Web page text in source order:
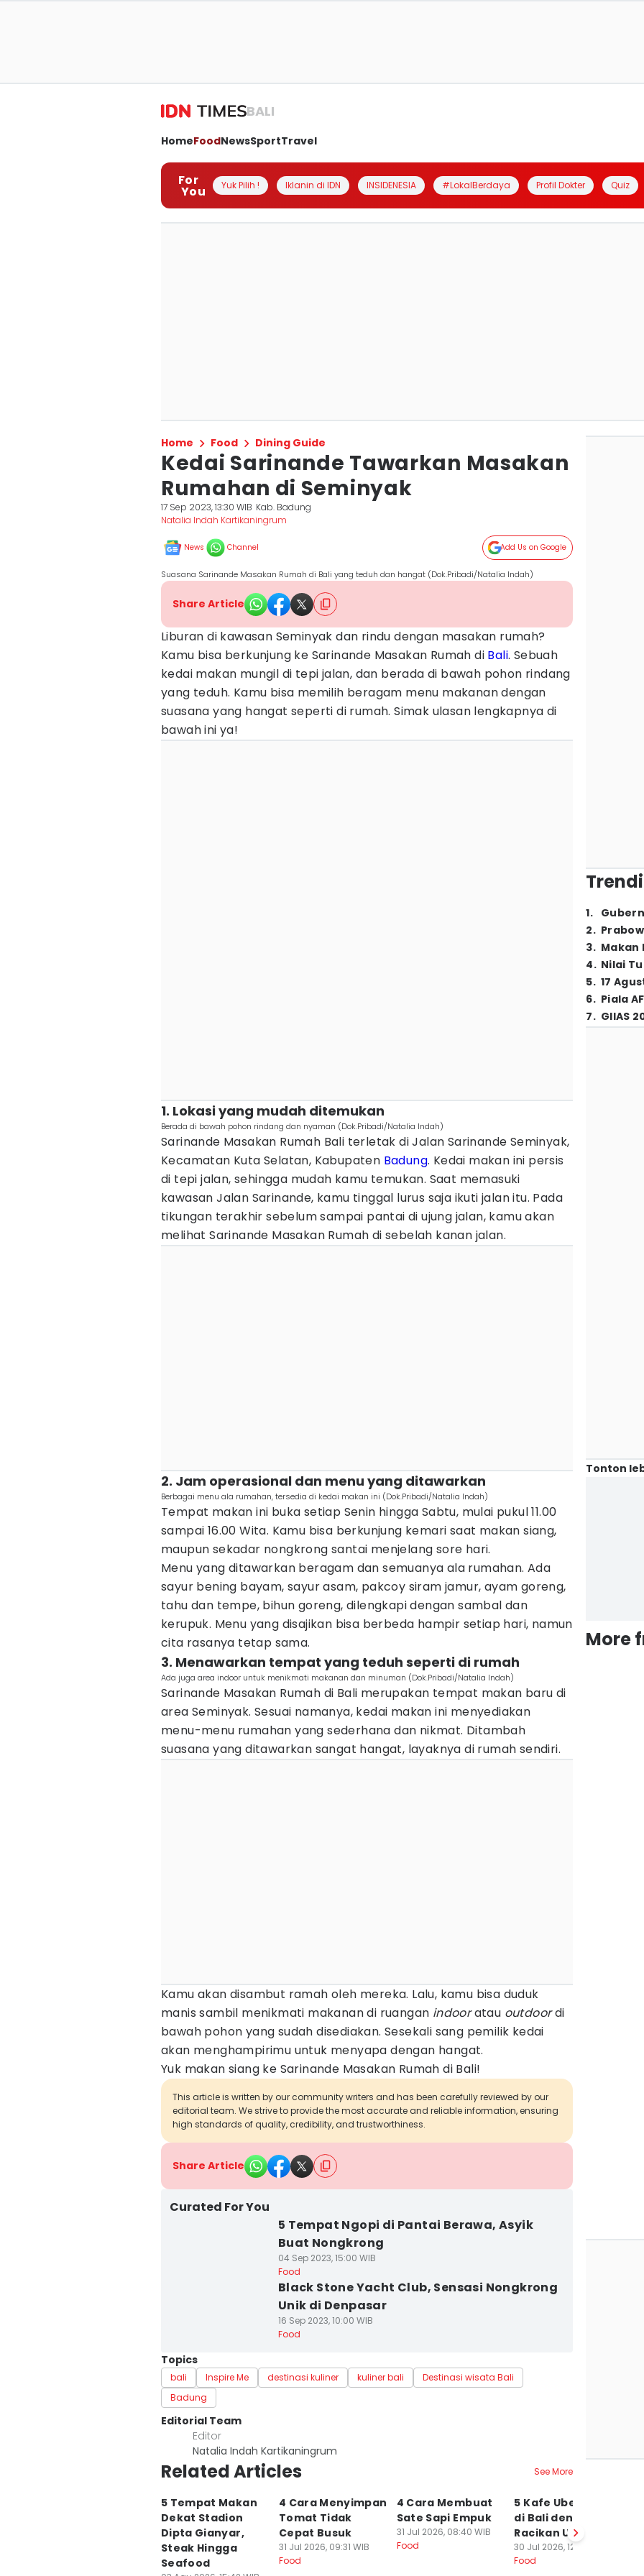
BALI
HomeFoodNewsSportTravel
For
You Yuk Pilih ! Iklanin di IDN INSIDENESIA #LokalBerdaya Profil Dokter Quiz
Home Food Dining Guide
Kedai Sarinande Tawarkan Masakan
Rumahan di Seminyak
17 Sep 2023, 13:30 WIB Kab. Badung
Natalia Indah Kartikaningrum
News Channel Add Us on Google
Suasana Sarinande Masakan Rumah di Bali yang teduh dan hangat (Dok.Pribadi/Natalia Indah)
Share Article
Liburan di kawasan Seminyak dan rindu dengan masakan rumah?
Kamu bisa berkunjung ke Sarinande Masakan Rumah di Bali. Sebuah
kedai makan mungil di tepi jalan, dan berada di bawah pohon rindang
yang teduh. Kamu bisa memilih beragam menu makanan dengan
suasana yang hangat seperti di rumah. Simak ulasan lengkapnya di
bawah ini ya!
1. Lokasi yang mudah ditemukan
Berada di bawah pohon rindang dan nyaman (Dok.Pribadi/Natalia Indah)
Sarinande Masakan Rumah Bali terletak di Jalan Sarinande Seminyak,
Kecamatan Kuta Selatan, Kabupaten Badung. Kedai makan ini persis
di tepi jalan, sehingga mudah kamu temukan. Saat memasuki
kawasan Jalan Sarinande, kamu tinggal lurus saja ikuti jalan itu. Pada
tikungan terakhir sebelum sampai pantai di ujung jalan, kamu akan
melihat Sarinande Masakan Rumah di sebelah kanan jalan.
2. Jam operasional dan menu yang ditawarkan
Berbagai menu ala rumahan, tersedia di kedai makan ini (Dok.Pribadi/Natalia Indah)
Tempat makan ini buka setiap Senin hingga Sabtu, mulai pukul 11.00
sampai 16.00 Wita. Kamu bisa berkunjung kemari saat makan siang,
maupun sekadar nongkrong santai menjelang sore hari.
Menu yang ditawarkan beragam dan semuanya ala rumahan. Ada
sayur bening bayam, sayur asam, pakcoy siram jamur, ayam goreng,
tahu dan tempe, bihun goreng, dilengkapi dengan sambal dan
kerupuk. Menu yang disajikan bisa berbeda hampir setiap hari, namun
cita rasanya tetap sama.
3. Menawarkan tempat yang teduh seperti di rumah
Ada juga area indoor untuk menikmati makanan dan minuman (Dok.Pribadi/Natalia Indah)
Sarinande Masakan Rumah di Bali merupakan tempat makan baru di
area Seminyak. Sesuai namanya, kedai makan ini menyediakan
menu-menu rumahan yang sederhana dan nikmat. Ditambah
suasana yang ditawarkan sangat hangat, layaknya di rumah sendiri.
Kamu akan disambut ramah oleh mereka. Lalu, kamu bisa duduk
manis sambil menikmati makanan di ruangan indooratau outdoordi
bawah pohon yang sudah disediakan. Sesekali sang pemilik kedai
akan menghampirimu untuk menyapa dengan hangat.
Yuk makan siang ke Sarinande Masakan Rumah di Bali!
This article is written by our community writers and has been carefully reviewed by our
editorial team. We strive to provide the most accurate and reliable information, ensuring
high standards of quality, credibility, and trustworthiness.
Share Article
Curated For You
5 Tempat Ngopi di Pantai Berawa, Asyik
Buat Nongkrong
04 Sep 2023, 15:00 WIB
Food
Black Stone Yacht Club, Sensasi Nongkrong
Unik di Denpasar
16 Sep 2023, 10:00 WIB
Food
Topics
bali Inspire Me destinasi kuliner kuliner bali
Destinasi wisata Bali
Badung
Editorial Team
Editor
Natalia Indah Kartikaningrum
Related Articles See More
5 Tempat Makan
Dekat Stadion
Dipta Gianyar,
Steak Hingga
Seafood
4 Cara Menyimpan
Tomat Tidak
Cepat Busuk
31 Jul 2026, 09:31 WIB
Food
4 Cara Membuat
Sate Sapi Empuk
31 Jul 2026, 08:40 WIB
Food
5 Kafe Ube Matcha
di Bali dengan
Racikan Unik
30 Jul 2026, 12:00 WIB
Food
1.
2.
3. Makan
4. Nilai
5. 17
6. Piala
7. GIIAS
Tonton
More